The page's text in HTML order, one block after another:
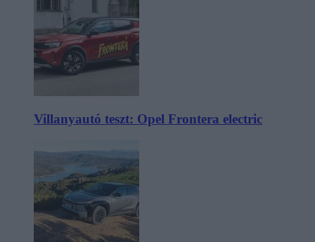
Villanyautó teszt: Opel Frontera electric